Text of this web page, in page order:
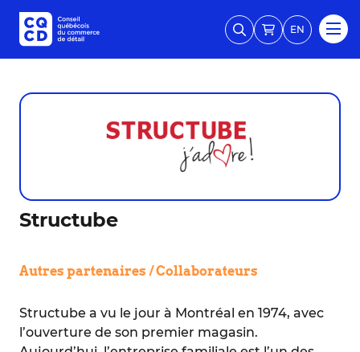
EN
Structube
Autres partenaires / Collaborateurs
Structube a vu le jour à Montréal en 1974, avec
l’ouverture de son premier magasin.